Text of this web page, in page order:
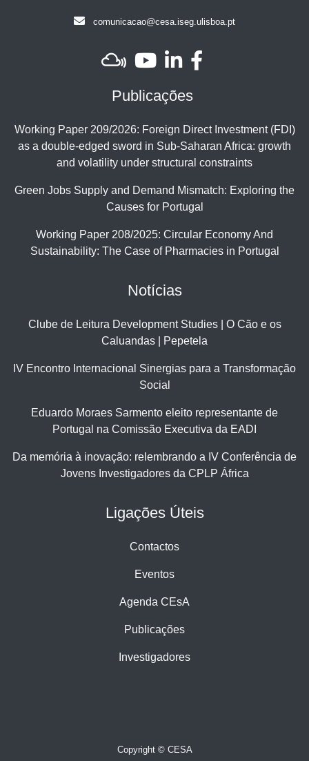
comunicacao@cesa.iseg.ulisboa.pt
Publicações
Working Paper 209/2026: Foreign Direct Investment (FDI)
as a double-edged sword in Sub-Saharan Africa: growth
and volatility under structural constraints
Green Jobs Supply and Demand Mismatch: Exploring the
Causes for Portugal
Working Paper 208/2025: Circular Economy And
Sustainability: The Case of Pharmacies in Portugal
Notícias
Clube de Leitura Development Studies | O Cão e os
Caluandas | Pepetela
IV Encontro Internacional Sinergias para a Transformação
Social
Eduardo Moraes Sarmento eleito representante de
Portugal na Comissão Executiva da EADI
Da memória à inovação: relembrando a IV Conferência de
Jovens Investigadores da CPLP África
Ligações Úteis
Contactos
Eventos
Agenda CEsA
Publicações
Investigadores
Copyright © CESA